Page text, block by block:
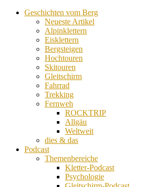
Geschichten vom Berg
Neueste Artikel
Alpinklettern
Eisklettern
Bergsteigen
Hochtouren
Skitouren
Gleitschirm
Fahrrad
Trekking
Fernweh
ROCKTRIP
Allgäu
Weltweit
dies & das
Podcast
Themenbereiche
Kletter-Podcast
Psychologie